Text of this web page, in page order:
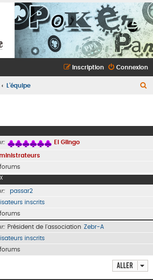
Connexion
Inscription
L’équipe
e
h
El Glingo
forums
passar2
inscrits
forums
Président de l'association Zebr-A
inscrits
forums
Aller